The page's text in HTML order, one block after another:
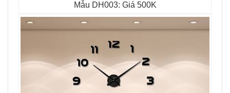
Mẫu DH003: Giá 500K